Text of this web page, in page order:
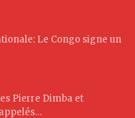
Le Congo signe un
Pierre Dimba et